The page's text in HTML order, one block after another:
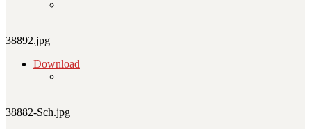
38892.jpg
Download
38882-Sch.jpg